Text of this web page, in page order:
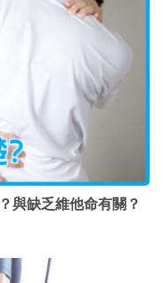
與缺乏維他命有關？